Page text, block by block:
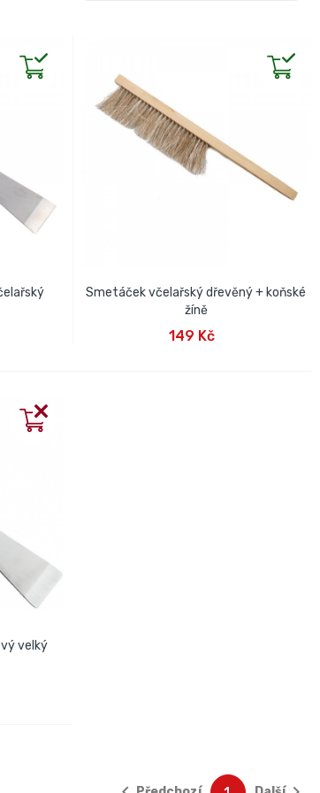
Smetáček včelařský dřevěný + koňské
žíně
149 Kč
velký